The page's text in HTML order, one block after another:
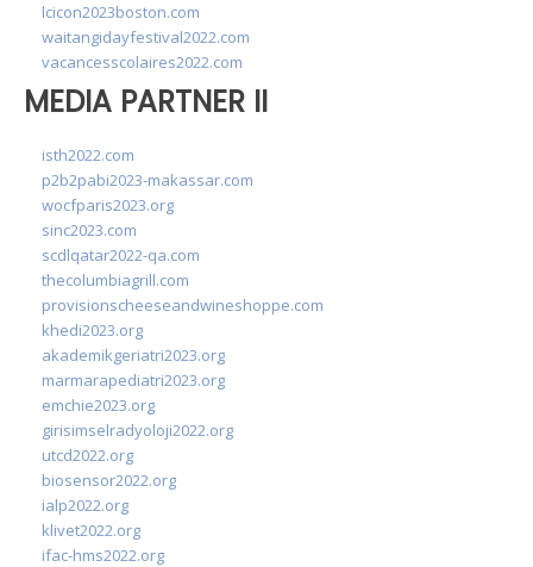
lcicon2023boston.com
waitangidayfestival2022.com
vacancesscolaires2022.com
MEDIA PARTNER II
isth2022.com
p2b2pabi2023-makassar.com
wocfparis2023.org
sinc2023.com
scdlqatar2022-qa.com
thecolumbiagrill.com
provisionscheeseandwineshoppe.com
khedi2023.org
akademikgeriatri2023.org
marmarapediatri2023.org
emchie2023.org
girisimselradyoloji2022.org
utcd2022.org
biosensor2022.org
ialp2022.org
klivet2022.org
ifac-hms2022.org